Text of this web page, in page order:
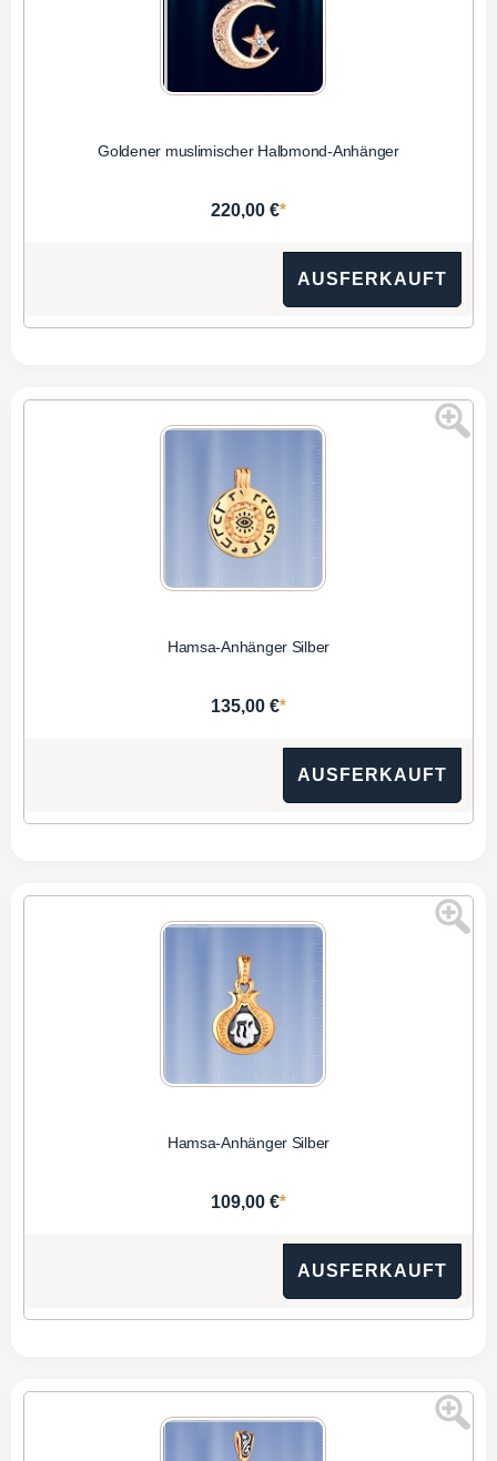
Goldener muslimischer Halbmond-Anhänger
220,00 €*
AUSFERKAUFT
Hamsa-Anhänger Silber
135,00 €*
AUSFERKAUFT
Hamsa-Anhänger Silber
109,00 €*
AUSFERKAUFT